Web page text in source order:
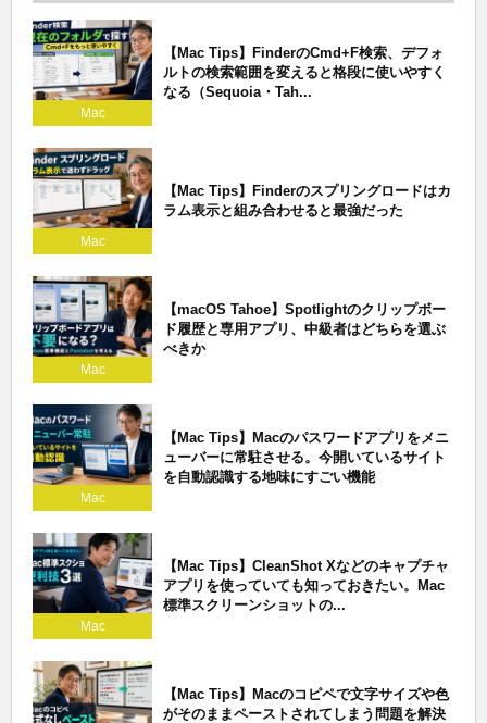
Mac
【Mac Tips】FinderのCmd+F検索、デフォ
ルトの検索範囲を変えると格段に使いやすく
なる（Sequoia・Tah...
Mac
【Mac Tips】Finderのスプリングロードはカ
ラム表示と組み合わせると最強だった
Mac
【macOS Tahoe】Spotlightのクリップボー
ド履歴と専用アプリ、中級者はどちらを選ぶ
べきか
Mac
【Mac Tips】Macのパスワードアプリをメニ
ューバーに常駐させる。今開いているサイト
を自動認識する地味にすごい機能
Mac
【Mac Tips】CleanShot Xなどのキャプチャ
アプリを使っていても知っておきたい。Mac
標準スクリーンショットの...
【Mac Tips】Macのコピペで文字サイズや色
がそのままペーストされてしまう問題を解決